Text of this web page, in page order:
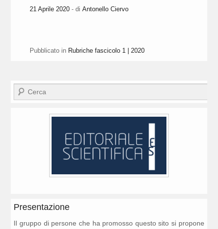
21 Aprile 2020 - di Antonello Ciervo
Pubblicato in Rubriche fascicolo 1 | 2020
Cerca
Presentazione
Il gruppo di persone che ha promosso questo sito si propone